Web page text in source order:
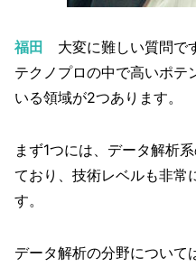
福田 大変に難しい質問で
テクノプロの中で高いポテ
いる領域が2つあります。
まず1つには、データ解析
ており、技術レベルも非常
す。
データ解析の分野について